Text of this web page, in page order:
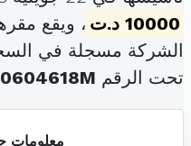
10000 د.ت
، ويقع
الشركة مسجلة في
تحت الرقم 0604618M
معلومات